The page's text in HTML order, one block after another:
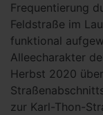
Frequentierung
Feldstraße im
funktional
Alleecharakter
Herbst 2020
zur Karl-Thon-